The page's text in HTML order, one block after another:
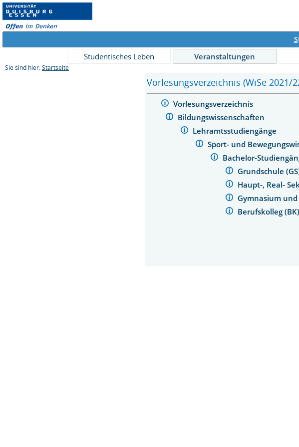
S
Studentisches Leben Veranstaltungen
Sie sind hier: Startseite
Vorlesungsverzeichnis (WiSe 2021/
Vorlesungsverzeichnis
Bildungswissenschaften
Lehramtsstudiengänge
Sport- und
Bachelor-
Grundschule
Haupt-, Real-
Gymnasium und
Berufskolleg (BK)